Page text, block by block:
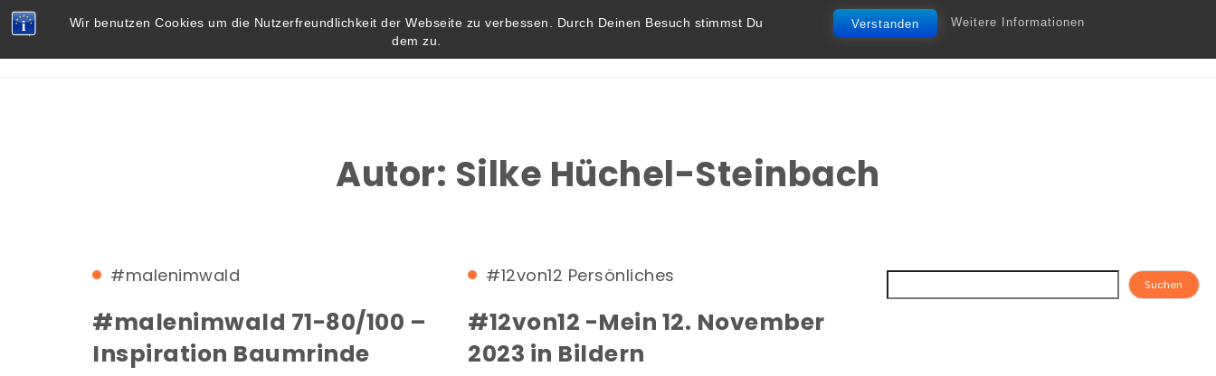
Wir benutzen Cookies um die Nutzerfreundlichkeit der Webseite zu verbessen. Durch Deinen Besuch stimmst Du
dem zu.
Verstanden Weitere Informationen
Skip to content Vielbegabt.de
Autor: Silke Hüchel-Steinbach
#malenimwald
#malenimwald 71-80/100 –
Inspiration Baumrinde
#12von12 Persönliches
#12von12 -Mein 12. November
2023 in Bildern
Suchen